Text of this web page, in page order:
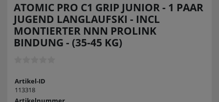
ATOMIC PRO C1 GRIP JUNIOR - 1 PAAR
JUGEND LANGLAUFSKI - INCL
MONTIERTER NNN PROLINK
BINDUNG - (35-45 KG)
Artikel-ID
113318